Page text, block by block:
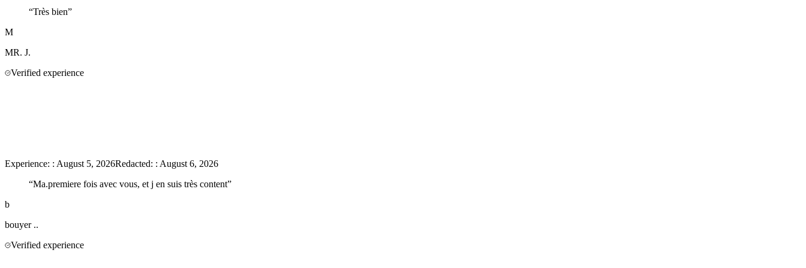
“Très bien”
M
MR. J.
Verified experience
Experience: : August 5, 2026Redacted: : August 6, 2026
“Ma.premiere fois avec vous, et j en suis très content”
b
bouyer ..
Verified experience